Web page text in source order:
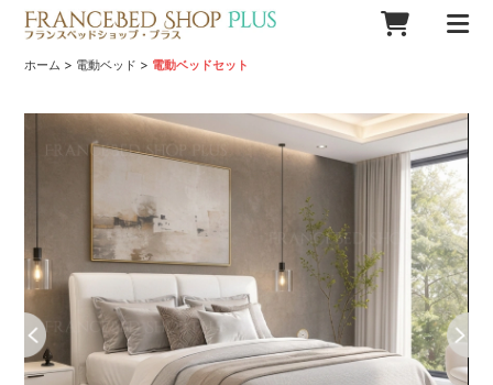
ホーム > 電動ベッド > 電動ベッドセット